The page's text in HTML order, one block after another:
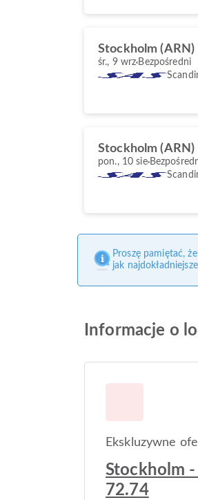
Stockholm (ARN)
śr., 9 wrz Bezpośredni
Stockholm (ARN)
pon., 10 sie
Proszę pamiętać,
jak
Informacje o
Ekskluzywne
Stockholm
72.74